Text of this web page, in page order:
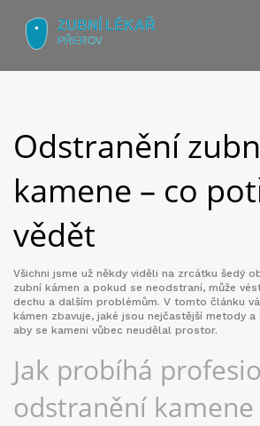
Odstranění
kamene – co
vědět
Všichni jsme už někdy viděli na zrcátku šedý
zubní kámen a pokud se neodstraní, může
dechu a dalším problémům. V tomto článku
kámen zbavuje, jaké jsou nejčastější metody
aby se kameni vůbec neudělal prostor.
Jak probíhá
odstranění kamene